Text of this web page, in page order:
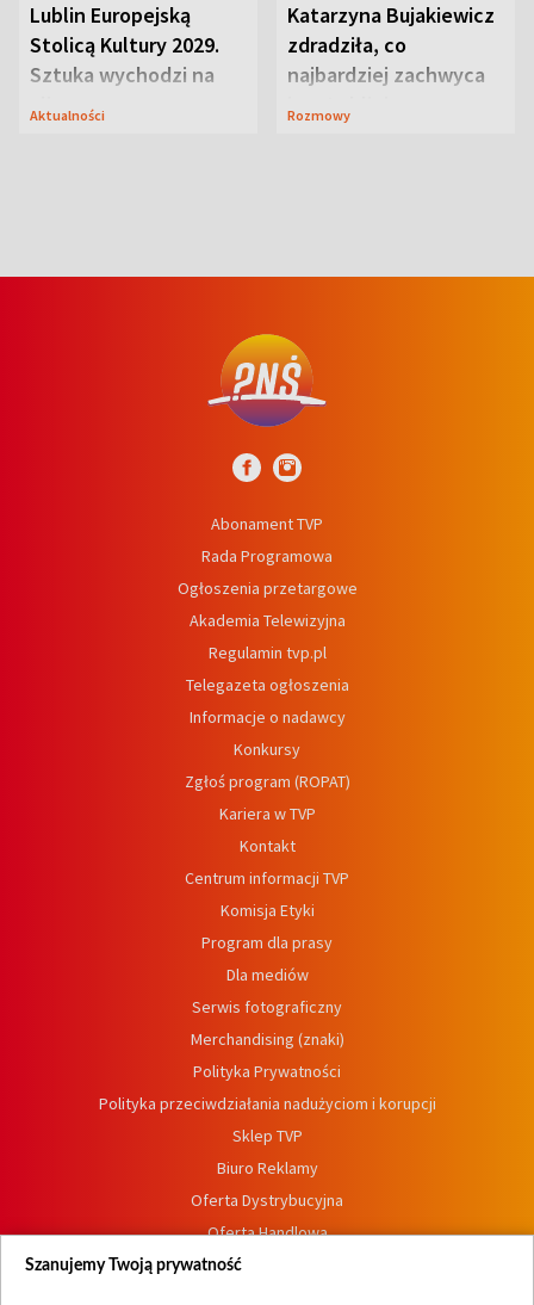
Lublin Europejską
Stolicą Kultury 2029.
Sztuka wychodzi na
ulice
Aktualności
Katarzyna Bujakiewicz
zdradziła, co
najbardziej zachwyca
ją w Lublinie
Rozmowy
Abonament TVP
Rada Programowa
Ogłoszenia przetargowe
Akademia Telewizyjna
Regulamin tvp.pl
Telegazeta ogłoszenia
Informacje o nadawcy
Konkursy
Zgłoś program (ROPAT)
Kariera w TVP
Kontakt
Centrum informacji TVP
Komisja Etyki
Program dla prasy
Dla mediów
Serwis fotograficzny
Merchandising (znaki)
Polityka Prywatności
Polityka przeciwdziałania nadużyciom i korupcji
Sklep TVP
Biuro Reklamy
Oferta Dystrybucyjna
Oferta Handlowa
Dostępność
Szanujemy Twoją prywatność